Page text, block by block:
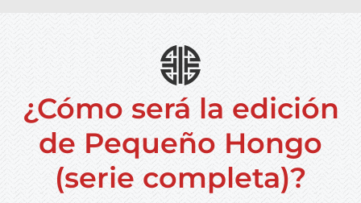
¿Cómo será la edición
de Pequeño Hongo
(serie completa)?